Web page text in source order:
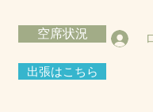
空席状況
出張はこちら